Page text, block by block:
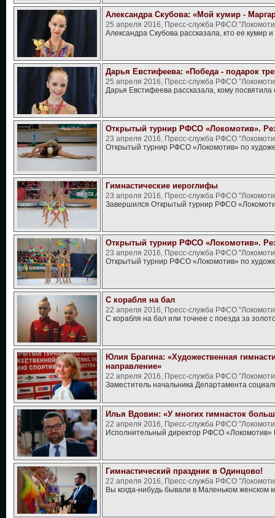
Александра Скубова: «Мой кумир -
25 апреля 2016, Пресс-служба РФСО
Александра Скубова рассказала, кто ее кумир
Дарья Евстифеева: «Победа - подарок
25 апреля 2016, Пресс-служба РФСО
Дарья Евстифеева рассказала, кому посвятила
Открытый турнир РФСО «Локомотив».
23 апреля 2016, Пресс-служба РФСО
Открытый турнир РФСО «Локомотив» по
Гимнастические иероглифы
23 апреля 2016, Пресс-служба РФСО
Завершился Открытый турнир РФСО
Открытый турнир РФСО «Локомотив».
23 апреля 2016, Пресс-служба РФСО
Открытый турнир РФСО «Локомотив» по
С корабля на бал
22 апреля 2016, Пресс-служба РФСО
С корабля на бал или точнее с поезда за
Юлия Брагина: «Художественная
направление»
22 апреля 2016, Пресс-служба РФСО
Заместитель начальника Департамента
Илья Вдовин: «У многих гимнасток
22 апреля 2016, Пресс-служба РФСО
Исполнительный директор РФСО
Гимнастический праздник в Одинцово!
22 апреля 2016, Пресс-служба РФСО
Вы когда-нибудь бывали в Маленьком женском